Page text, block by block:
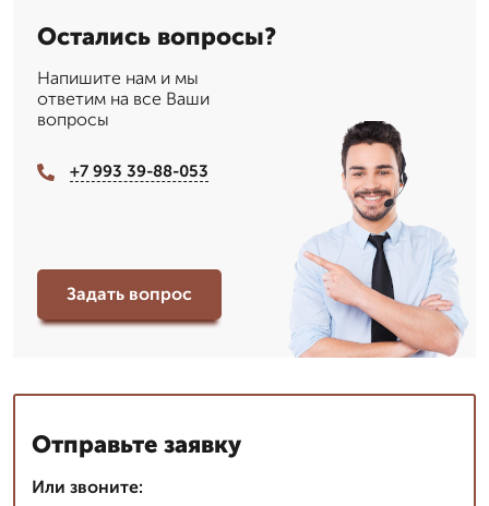
Остались вопросы?
Напишите нам и мы
ответим на все Ваши
вопросы
+7 993 39-88-053
Задать вопрос
Отправьте заявку
Или звоните: